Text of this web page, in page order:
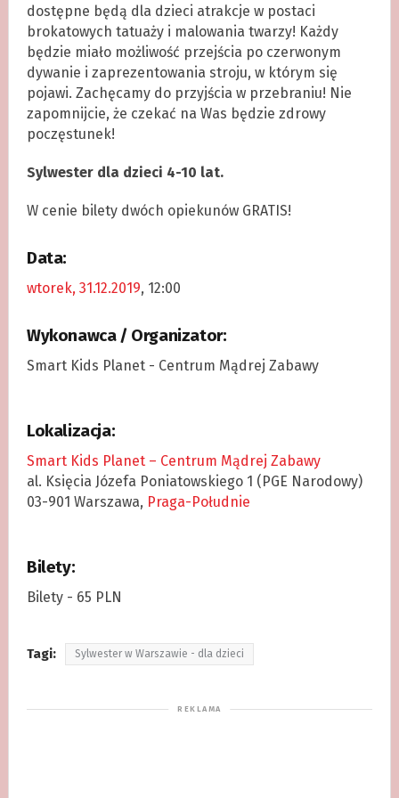
dostępne będą dla dzieci atrakcje w postaci
brokatowych tatuaży i malowania twarzy! Każdy
będzie miało możliwość przejścia po czerwonym
dywanie i zaprezentowania stroju, w którym się
pojawi. Zachęcamy do przyjścia w przebraniu! Nie
zapomnijcie, że czekać na Was będzie zdrowy
poczęstunek!
Sylwester dla dzieci 4-10 lat.
W cenie bilety dwóch opiekunów GRATIS!
Data:
wtorek, 31.12.2019, 12:00
Wykonawca / Organizator:
Smart Kids Planet - Centrum Mądrej Zabawy
Lokalizacja:
Smart Kids Planet – Centrum Mądrej Zabawy
al. Księcia Józefa Poniatowskiego 1 (PGE Narodowy)
03-901 Warszawa, Praga-Południe
Bilety:
Bilety - 65 PLN
Tagi: Sylwester w Warszawie - dla dzieci